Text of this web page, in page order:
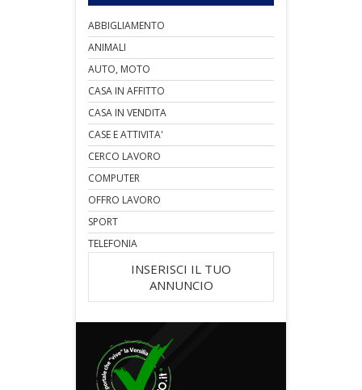
ABBIGLIAMENTO
ANIMALI
AUTO, MOTO
CASA IN AFFITTO
CASA IN VENDITA
CASE E ATTIVITA'
CERCO LAVORO
COMPUTER
OFFRO LAVORO
SPORT
TELEFONIA
INSERISCI IL TUO
ANNUNCIO